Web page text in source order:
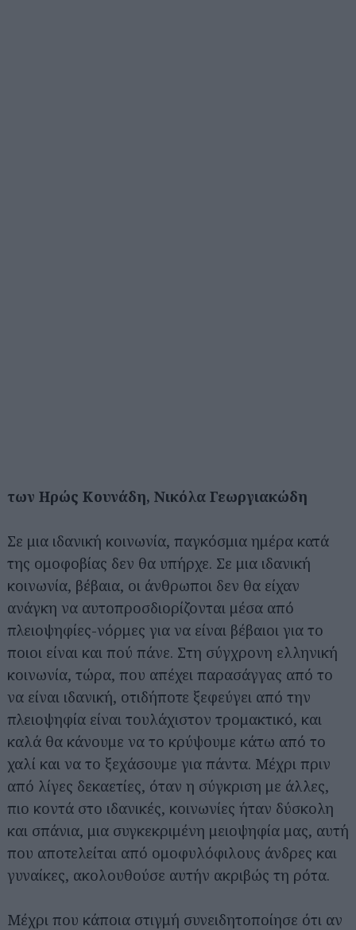
των Ηρώς Κουνάδη, Νικόλα Γεωργιακώδη
Σε μια ιδανική κοινωνία, παγκόσμια ημέρα κατά
της ομοφοβίας δεν θα υπήρχε. Σε μια ιδανική
κοινωνία, βέβαια, οι άνθρωποι δεν θα είχαν
ανάγκη να αυτοπροσδιορίζονται μέσα από
πλειοψηφίες-νόρμες για να είναι βέβαιοι για το
ποιοι είναι και πού πάνε. Στη σύγχρονη ελληνική
κοινωνία, τώρα, που απέχει παρασάγγας από το
να είναι ιδανική, οτιδήποτε ξεφεύγει από την
πλειοψηφία είναι τουλάχιστον τρομακτικό, και
καλά θα κάνουμε να το κρύψουμε κάτω από το
χαλί και να το ξεχάσουμε για πάντα. Μέχρι πριν
από λίγες δεκαετίες, όταν η σύγκριση με άλλες,
πιο κοντά στο ιδανικές, κοινωνίες ήταν δύσκολη
και σπάνια, μια συγκεκριμένη μειοψηφία μας, αυτή
που αποτελείται από ομοφυλόφιλους άνδρες και
γυναίκες, ακολουθούσε αυτήν ακριβώς τη ρότα.
Μέχρι που κάποια στιγμή συνειδητοποίησε ότι αν